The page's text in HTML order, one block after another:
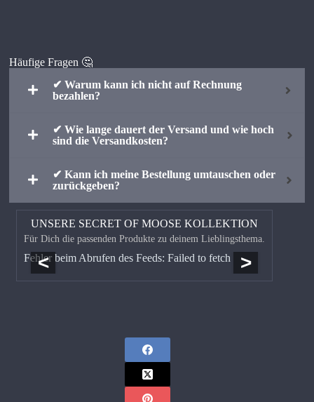
Häufige Fragen 🤔
✔ Warum kann ich nicht auf Rechnung
bezahlen?
✔ Wie lange dauert der Versand und wie hoch
sind die Versandkosten?
✔ Kann ich meine Bestellung umtauschen oder
zurückgeben?
UNSERE SECRET OF MOOSE KOLLEKTION
Für Dich die passenden Produkte zu deinem Lieblingsthema.
<
Fehler beim Abrufen des Feeds: Failed to fetch >